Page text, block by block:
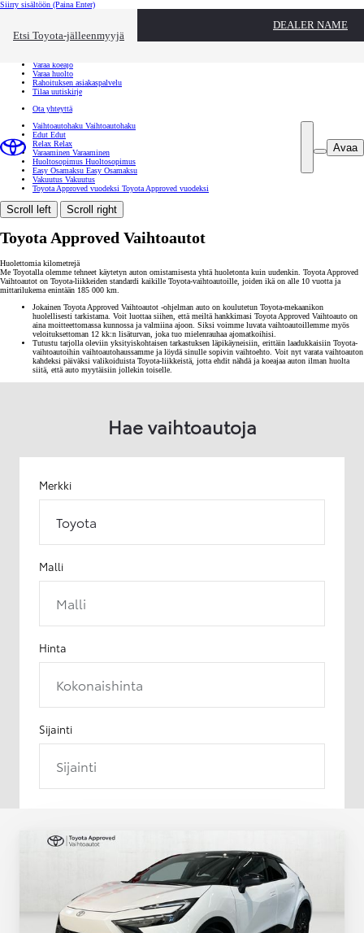
Siirry sisältöön (Paina Enter)
Etsi Toyota-jälleenmyyjä
DEALER NAME
Toyota palvelee Sulje
Varaa koeajo
Varaa huolto
Rahoituksen asiakaspalvelu
Tilaa uutiskirje
Ota yhteyttä
Avaa
Vaihtoautohaku Vaihtoautohaku
Edut Edut
Relax Relax
Varaaminen Varaaminen
Huoltosopimus Huoltosopimus
Easy Osamaksu Easy Osamaksu
Vakuutus Vakuutus
Toyota Approved vuodeksi Toyota Approved vuodeksi
Scroll left Scroll right
Toyota Approved Vaihtoautot
Huolettomia kilometrejä
Me Toyotalla olemme tehneet käytetyn auton omistamisesta yhtä huoletonta kuin uudenkin. Toyota Approved
Vaihtoautot on Toyota-liikkeiden standardi kaikille Toyota-vaihtoautoille, joiden ikä on alle 10 vuotta ja
mittarilukema enintään 185 000 km.
Jokainen Toyota Approved Vaihtoautot -ohjelman auto on koulutetun Toyota-mekaanikon
huolellisesti tarkistama. Voit luottaa siihen, että meiltä hankkimasi Toyota Approved Vaihtoauto on
aina moitteettomassa kunnossa ja valmiina ajoon. Siksi voimme luvata vaihtoautoillemme myös
veloituksettoman 12 kk:n lisäturvan, joka tuo mielenrauhaa ajomatkoihisi.
Tutustu tarjolla oleviin yksityiskohtaisen tarkastuksen läpikäyneisiin, erittäin laadukkaisiin Toyota-
vaihtoautoihin vaihtoautohaussamme ja löydä sinulle sopivin vaihtoehto. Voit nyt varata vaihtoauton
kahdeksi päiväksi valikoiduista Toyota-liikkeistä, jotta ehdit nähdä ja koeajaa auton ilman huolta
siitä, että auto myytäisiin jollekin toiselle.
Hae vaihtoautoja
Merkki
Toyota
Malli
Malli
Hinta
Kokonaishinta
Sijainti
Sijainti